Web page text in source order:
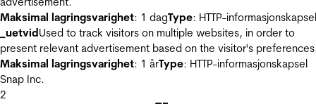
Maksimal lagringsvarighet: 1 dagType: HTTP-informasjonskapsel
_uetvidUsed to track visitors on multiple websites, in order to
present relevant advertisement based on the visitor's
Maksimal lagringsvarighet: 1 årType: HTTP-informasjonskapsel
Snap Inc.
2